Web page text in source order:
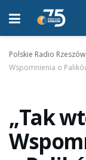
Polskie Radio Rzeszów
Wspomnienia o
„Tak